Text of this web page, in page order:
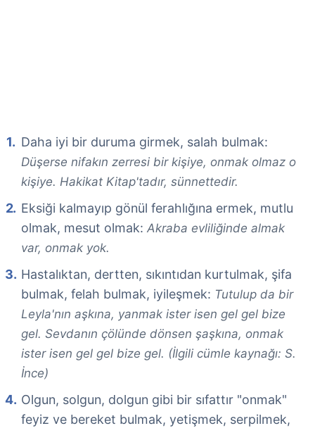
Daha iyi bir duruma girmek, salah bulmak:
Düşerse nifakın zerresi bir kişiye, onmak olmaz o
kişiye. Hakikat Kitap'tadır, sünnettedir.
Eksiği kalmayıp gönül ferahlığına ermek, mutlu
olmak, mesut olmak: Akraba evliliğinde almak
var, onmak yok.
Hastalıktan, dertten, sıkıntıdan kurtulmak, şifa
bulmak, felah bulmak, iyileşmek: Tutulup da bir
Leyla'nın aşkına, yanmak ister isen gel gel bize
gel. Sevdanın çölünde dönsen şaşkına, onmak
ister isen gel gel bize gel. (İlgili cümle kaynağı: S.
İnce)
Olgun, solgun, dolgun gibi bir sıfattır "onmak"
feyiz ve bereket bulmak, yetişmek, serpilmek,